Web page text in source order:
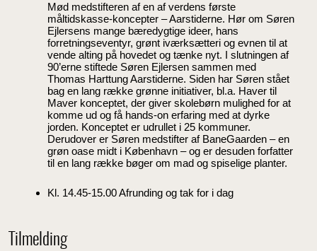
Mød medstifteren af en af verdens første
måltidskasse-koncepter – Aarstiderne. Hør om Søren
Ejlersens mange bæredygtige ideer, hans
forretningseventyr, grønt iværksætteri og evnen til at
vende alting på hovedet og tænke nyt. I slutningen af
90’erne stiftede Søren Ejlersen sammen med
Thomas Harttung Aarstiderne. Siden har Søren stået
bag en lang række grønne initiativer, bl.a. Haver til
Maver konceptet, der giver skolebørn mulighed for at
komme ud og få hands-on erfaring med at dyrke
jorden. Konceptet er udrullet i 25 kommuner.
Derudover er Søren medstifter af BaneGaarden – en
grøn oase midt i København – og er desuden forfatter
til en lang række bøger om mad og spiselige planter.
Kl. 14.45-15.00 Afrunding og tak for i dag
Tilmelding